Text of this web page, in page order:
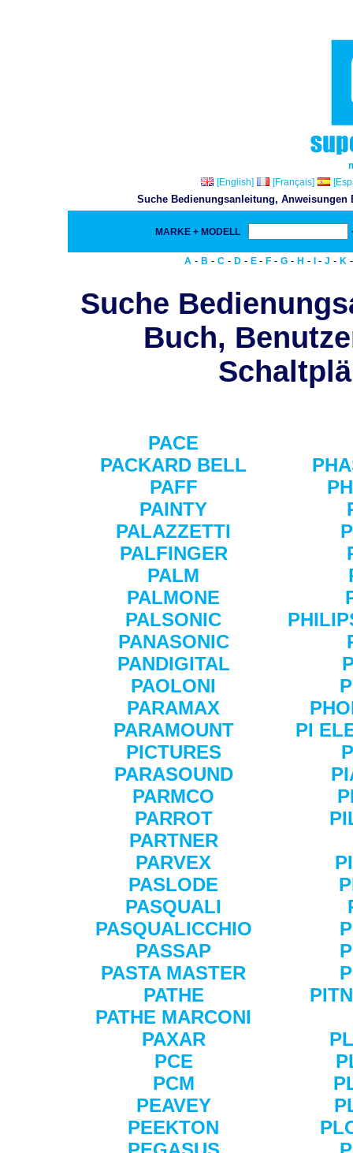
[English]
[Français]
Suche Bedienungsanleitung,
MARKE + MODELL
A - B - C - D - E - F - G - H - - J - K
Suche
Buch,
PACE
PACKARD BELL
PAFF
PAINTY
PALAZZETTI
PALFINGER
PALM
PALMONE
PALSONIC
PANASONIC
PANDIGITAL
PAOLONI
PARAMAX
PARAMOUNT
PICTURES
PARASOUND
PARMCO
PARROT
PARTNER
PARVEX
PASLODE
PASQUALI
PASQUALICCHIO
PASSAP
PASTA MASTER
PATHE
PATHE MARCONI
PAXAR
PCE
PCM
PEAVEY
PEEKTON
PI